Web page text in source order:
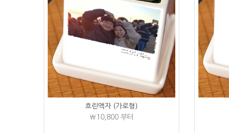
흐린액자 (가로형)
₩10,800부터